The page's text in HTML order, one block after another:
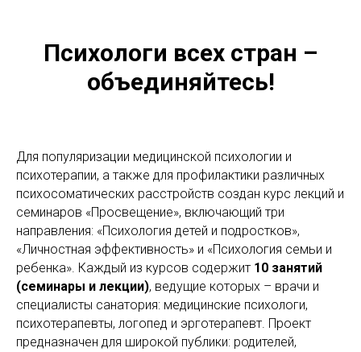
Психологи всех стран –
объединяйтесь!
Для популяризации медицинской психологии и
психотерапии, а также для профилактики различных
психосоматических расстройств создан курс лекций и
семинаров «Просвещение», включающий три
направления: «Психология детей и подростков»,
«Личностная эффективность» и «Психология семьи и
ребенка». Каждый из курсов содержит 10 занятий
(семинары и лекции), ведущие которых – врачи и
специалисты санатория: медицинские психологи,
психотерапевты, логопед и эрготерапевт. Проект
предназначен для широкой публики: родителей,